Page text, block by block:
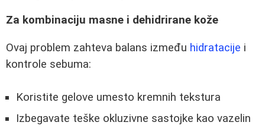
Za kombinaciju masne i dehidrirane kože
Ovaj problem zahteva balans između hidratacije i
kontrole sebuma:
Koristite gelove umesto kremnih tekstura
Izbegavate teške okluzivne sastojke kao vazelin